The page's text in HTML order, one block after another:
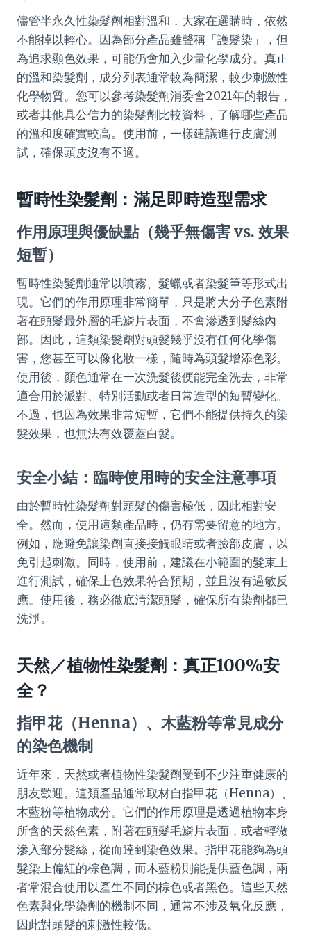
儘管半永久性染髮劑相對溫和，大家在選購時，依然
不能掉以輕心。因為部分產品雖聲稱「護髮染」，但
為追求顯色效果，可能仍會加入少量化學成分。真正
的溫和染髮劑，成分列表通常較為簡潔，較少刺激性
化學物質。您可以參考染髮劑消委會2021年的報告，
或者其他具公信力的染髮劑比較資料，了解哪些產品
的溫和度確實較高。使用前，一樣建議進行皮膚測
試，確保頭皮沒有不適。
暫時性染髮劑：滿足即時造型需求
作用原理與優缺點（幾乎無傷害 vs. 效果
短暫）
暫時性染髮劑通常以噴霧、髮蠟或者染髮筆等形式出
現。它們的作用原理非常簡單，只是將大分子色素附
著在頭髮最外層的毛鱗片表面，不會滲透到髮絲內
部。因此，這類染髮劑對頭髮幾乎沒有任何化學傷
害，您甚至可以像化妝一樣，隨時為頭髮增添色彩。
使用後，顏色通常在一次洗髮後便能完全洗去，非常
適合用於派對、特別活動或者日常造型的短暫變化。
不過，也因為效果非常短暫，它們不能提供持久的染
髮效果，也無法有效覆蓋白髮。
安全小結：臨時使用時的安全注意事項
由於暫時性染髮劑對頭髮的傷害極低，因此相對安
全。然而，使用這類產品時，仍有需要留意的地方。
例如，應避免讓染劑直接接觸眼睛或者臉部皮膚，以
免引起刺激。同時，使用前，建議在小範圍的髮束上
進行測試，確保上色效果符合預期，並且沒有過敏反
應。使用後，務必徹底清潔頭髮，確保所有染劑都已
洗淨。
天然／植物性染髮劑：真正100%安
全？
指甲花（Henna）、木藍粉等常見成分
的染色機制
近年來，天然或者植物性染髮劑受到不少注重健康的
朋友歡迎。這類產品通常取材自指甲花（Henna）、
木藍粉等植物成分。它們的作用原理是透過植物本身
所含的天然色素，附著在頭髮毛鱗片表面，或者輕微
滲入部分髮絲，從而達到染色效果。指甲花能夠為頭
髮染上偏紅的棕色調，而木藍粉則能提供藍色調，兩
者常混合使用以產生不同的棕色或者黑色。這些天然
色素與化學染劑的機制不同，通常不涉及氧化反應，
因此對頭髮的刺激性較低。